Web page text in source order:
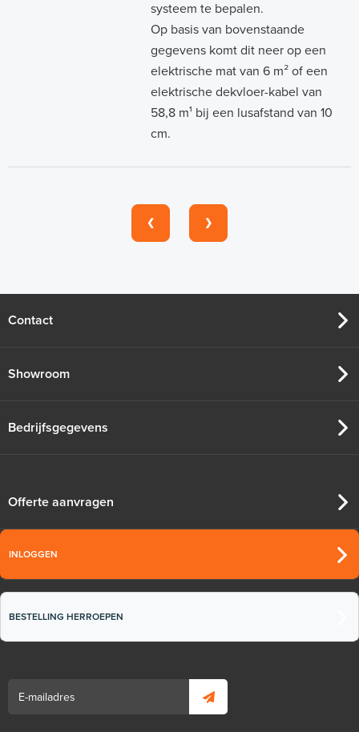
systeem te bepalen.
Op basis van bovenstaande
gegevens komt dit neer op een
elektrische mat van 6 m² of een
elektrische dekvloer-kabel van
58,8 m¹ bij een lusafstand van 10
cm.
❮ ❯
Contact
Showroom
Bedrijfsgegevens
Offerte aanvragen
INLOGGEN
BESTELLING HERROEPEN